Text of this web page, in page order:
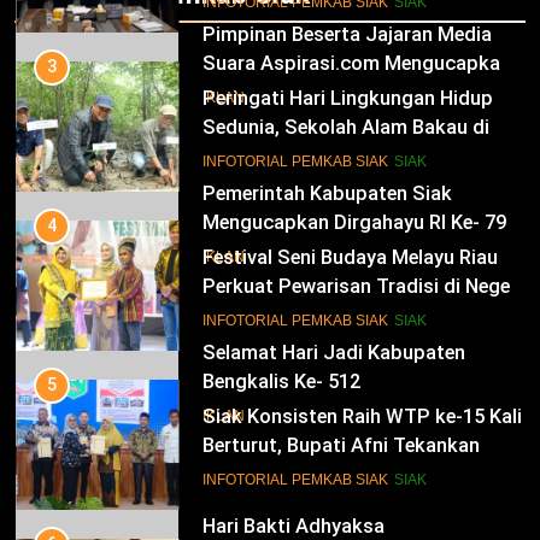
Pimpinan Beserta Jajaran Media
Suara Aspirasi.com Mengucapkan
Selamat HUT RI Ke-79
IKLAN
13
Pemerintah Kabupaten Siak
Mengucapkan Dirgahayu RI Ke- 79
IKLAN
14
Selamat Hari Jadi Kabupaten
Bengkalis Ke- 512
IKLAN
15
Hari Bakti Adhyaksa
3
Peringati Hari Lingkungan Hidup
Sedunia, Sekolah Alam Bakau di
Siak Cetak Generasi Penjaga
Pesisir
INFOTORIAL PEMKAB SIAK SIAK
4
Festival Seni Budaya Melayu Riau
Perkuat Pewarisan Tradisi di Negeri
Istana
INFOTORIAL PEMKAB SIAK SIAK
5
Siak Konsisten Raih WTP ke-15 Kali
Berturut, Bupati Afni Tekankan
Penguatan Tata Kelola Keuangan
INFOTORIAL PEMKAB SIAK SIAK